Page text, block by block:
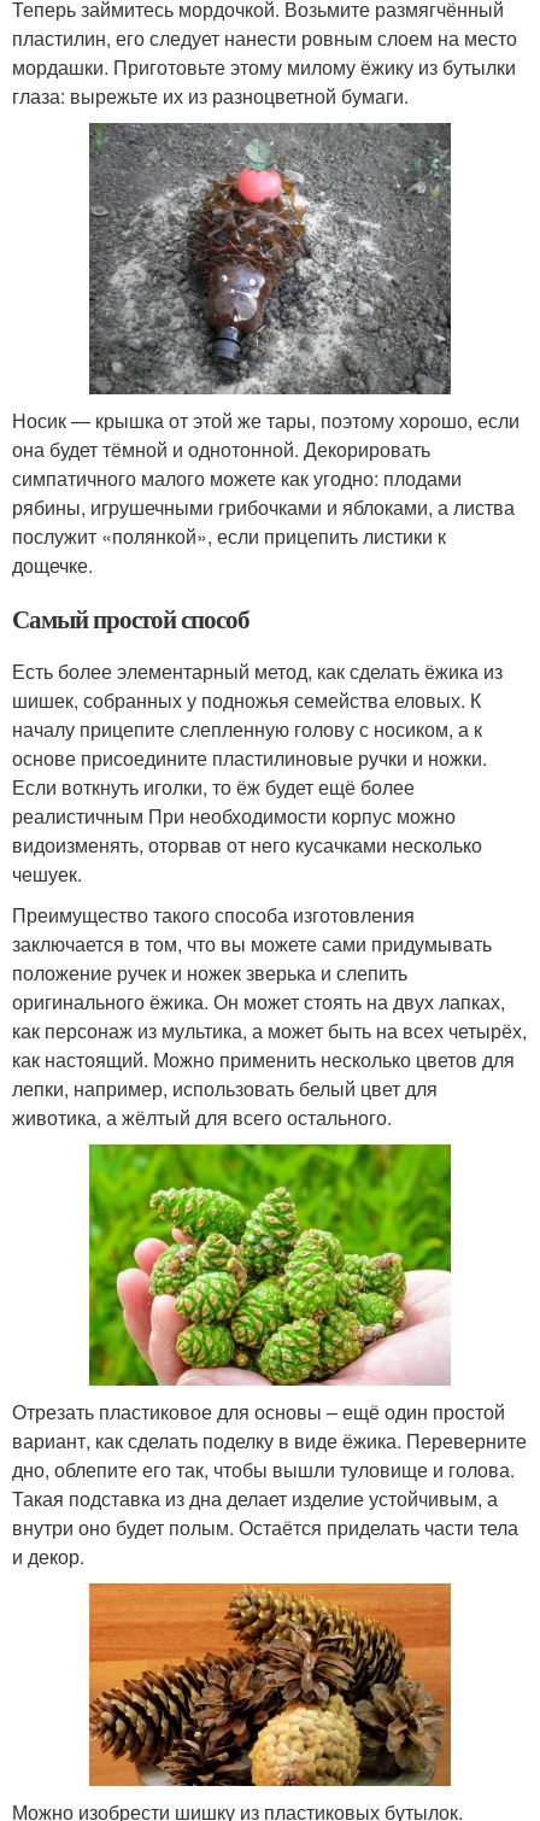
Теперь займитесь мордочкой. Возьмите размягчённый
пластилин, его следует нанести ровным слоем на место
мордашки. Приготовьте этому милому ёжику из бутылки
глаза: вырежьте их из разноцветной бумаги.
Носик — крышка от этой же тары, поэтому хорошо, если
она будет тёмной и однотонной. Декорировать
симпатичного малого можете как угодно: плодами
рябины, игрушечными грибочками и яблоками, а листва
послужит «полянкой», если прицепить листики к
дощечке.
Самый простой способ
Есть более элементарный метод, как сделать ёжика из
шишек, собранных у подножья семейства еловых. К
началу прицепите слепленную голову с носиком, а к
основе присоедините пластилиновые ручки и ножки.
Если воткнуть иголки, то ёж будет ещё более
реалистичным При необходимости корпус можно
видоизменять, оторвав от него кусачками несколько
чешуек.
Преимущество такого способа изготовления
заключается в том, что вы можете сами придумывать
положение ручек и ножек зверька и слепить
оригинального ёжика. Он может стоять на двух лапках,
как персонаж из мультика, а может быть на всех четырёх,
как настоящий. Можно применить несколько цветов для
лепки, например, использовать белый цвет для
животика, а жёлтый для всего остального.
Отрезать пластиковое для основы – ещё один простой
вариант, как сделать поделку в виде ёжика. Переверните
дно, облепите его так, чтобы вышли туловище и голова.
Такая подставка из дна делает изделие устойчивым, а
внутри оно будет полым. Остаётся приделать части тела
и декор.
Можно изобрести шишку из пластиковых бутылок.